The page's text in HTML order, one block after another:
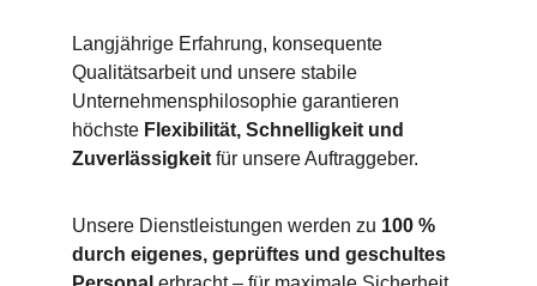
Langjährige Erfahrung, konsequente
Qualitätsarbeit und unsere stabile
Unternehmensphilosophie garantieren
höchste Flexibilität, Schnelligkeit und
Zuverlässigkeit für unsere Auftraggeber.
Unsere Dienstleistungen werden zu 100 %
durch eigenes, geprüftes und geschultes